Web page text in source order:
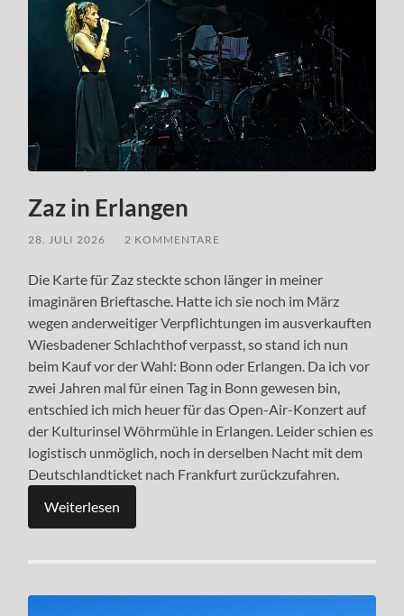
Zaz in Erlangen
28. JULI 2026 2 KOMMENTARE
Die Karte für Zaz steckte schon länger in meiner
imaginären Brieftasche. Hatte ich sie noch im März
wegen anderweitiger Verpflichtungen im ausverkauften
Wiesbadener Schlachthof verpasst, so stand ich nun
beim Kauf vor der Wahl: Bonn oder Erlangen. Da ich vor
zwei Jahren mal für einen Tag in Bonn gewesen bin,
entschied ich mich heuer für das Open-Air-Konzert auf
der Kulturinsel Wöhrmühle in Erlangen. Leider schien es
logistisch unmöglich, noch in derselben Nacht mit dem
Deutschlandticket nach Frankfurt zurückzufahren.
Weiterlesen